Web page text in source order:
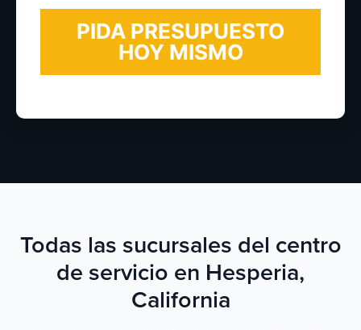
*
Todas las sucursales del centro
de servicio en Hesperia,
California